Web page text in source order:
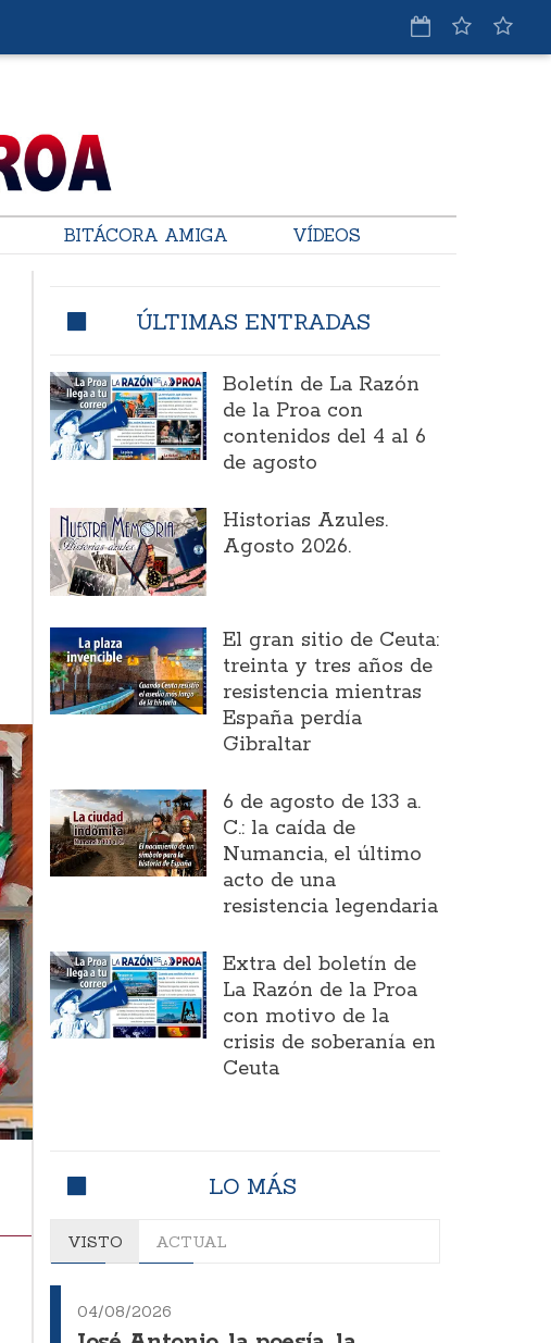
BITÁCORA AMIGA VÍDEOS
ÚLTIMAS ENTRADAS
Boletín de La Razón
de la Proa con
contenidos del 4 al 6
de agosto
Historias Azules.
Agosto 2026.
El gran sitio de Ceuta:
treinta y tres años de
resistencia mientras
España perdía
Gibraltar
6 de agosto de 133 a.
C.: la caída de
Numancia, el último
acto de una
resistencia legendaria
Extra del boletín de
La Razón de la Proa
con motivo de la
crisis de soberanía en
Ceuta
LO MÁS
VISTO ACTUAL
04/08/2026